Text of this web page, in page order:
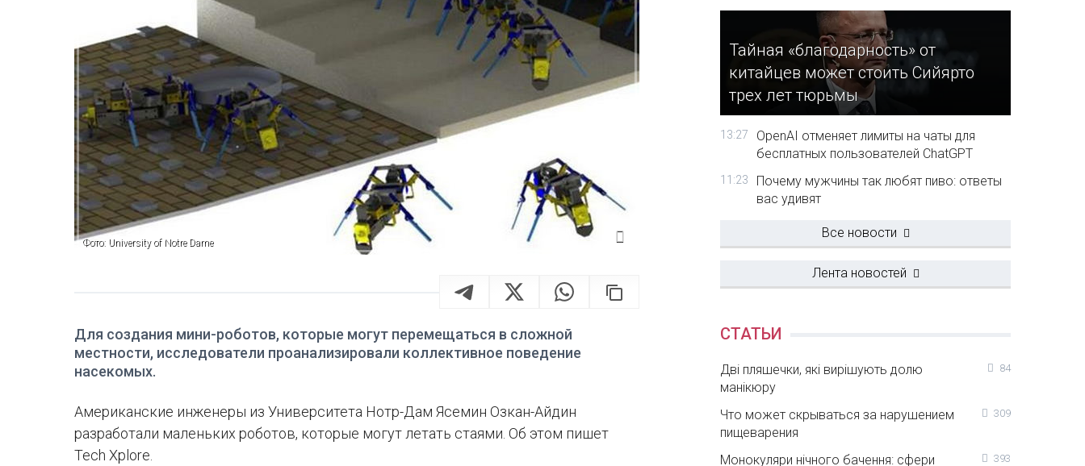
Фото: University of Notre Dame
Для создания мини-роботов, которые могут перемещаться в сложной
местности, исследователи проанализировали коллективное поведение
насекомых.
Американские инженеры из Университета Нотр-Дам Ясемин Озкан-Айдин
разработали маленьких роботов, которые могут летать стаями. Об этом пишет
Tech Xplore.
Тайная «благодарность» от
китайцев может стоить Сийярто
трех лет тюрьмы
13:27
OpenAI отменяет лимиты на чаты для
бесплатных пользователей ChatGPT
11:23
Почему мужчины так любят пиво: ответы
вас удивят
Все новости
Лента новостей
СТАТЬИ
Дві пляшечки, які вирішують долю
манікюру
84
Что может скрываться за нарушением
пищеварения
309
Монокуляри нічного бачення: сфери
393